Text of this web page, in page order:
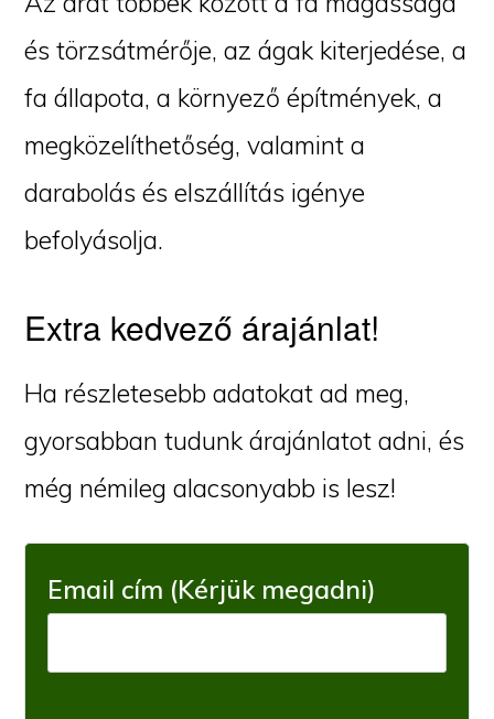
és törzsátmérője, az ágak kiterjedése, a
fa állapota, a környező építmények, a
megközelíthetőség, valamint a
darabolás és elszállítás igénye
befolyásolja.
Extra kedvező árajánlat!
Ha részletesebb adatokat ad meg,
gyorsabban tudunk árajánlatot adni, és
még némileg alacsonyabb is lesz!
Email cím (Kérjük megadni)